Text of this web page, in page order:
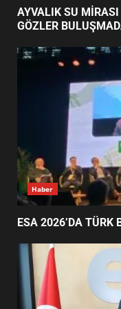
2
4
5
AYVALIK SU MİRASI
GÖZLER
Haber
ESA 2026’DA TÜRK